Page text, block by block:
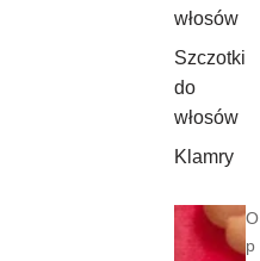
włosów
Szczotki
do
włosów
Klamry
O
p